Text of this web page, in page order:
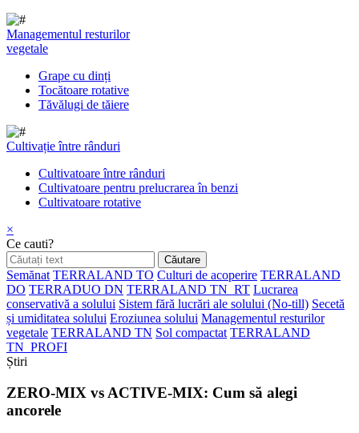
Managementul resturilor
vegetale
Grape cu dinți
Tocătoare rotative
Tăvălugi de tăiere
Cultivație între rânduri
Cultivatoare între rânduri
Cultivatoare pentru prelucrarea în benzi
Cultivatoare rotative
×
Ce cauti?
Semănat TERRALAND TO Culturi de acoperire TERRALAND
DO TERRADUO DN TERRALAND TN_RT Lucrarea
conservativă a solului Sistem fără lucrări ale solului (No-till) Secetă
și umiditatea solului Eroziunea solului Managementul resturilor
vegetale TERRALAND TN Sol compactat TERRALAND
TN_PROFI
Știri
ZERO-MIX vs ACTIVE-MIX: Cum să alegi
ancorele